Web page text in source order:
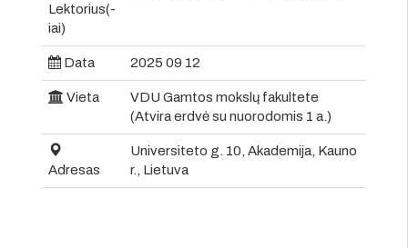
Lektorius(-
iai)
Data 2025 09 12
Vieta
VDU Gamtos mokslų fakultete
(Atvira erdvė su nuorodomis 1 a.)
Adresas
Universiteto g. 10, Akademija, Kauno
r., Lietuva